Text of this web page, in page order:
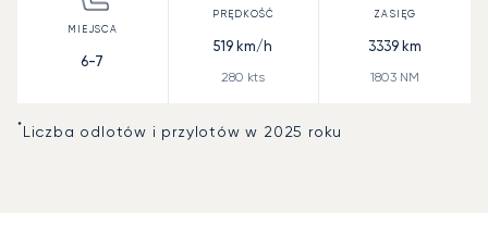
6-7
519 km/h
280 kts
3339 km
1803 NM
*Liczba odlotów i przylotów w 2025 roku